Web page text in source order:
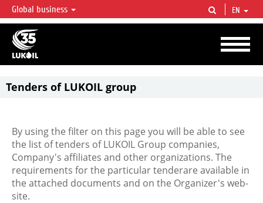
LUKOIL OVERVIEW
LUKOIL is one of the largest oil & gas vertical integrated companies in the world
accounting for over 2% of crude production and circa 1% of proved hydrocarbon
reserves globally.
Global business EN
Tenders of LUKOIL group
By using the filter on this page you will be able to see
the list of tenders of LUKOIL Group companies,
Company's affiliates and other organizations. The
requirements for the particular tenderare available in
the attached documents and on the Organizer's web-
site.